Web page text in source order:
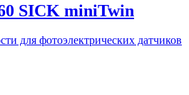
SICK miniTwin
для фотоэлектрических датчиков